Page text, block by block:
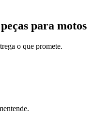
para motos
o que promete.